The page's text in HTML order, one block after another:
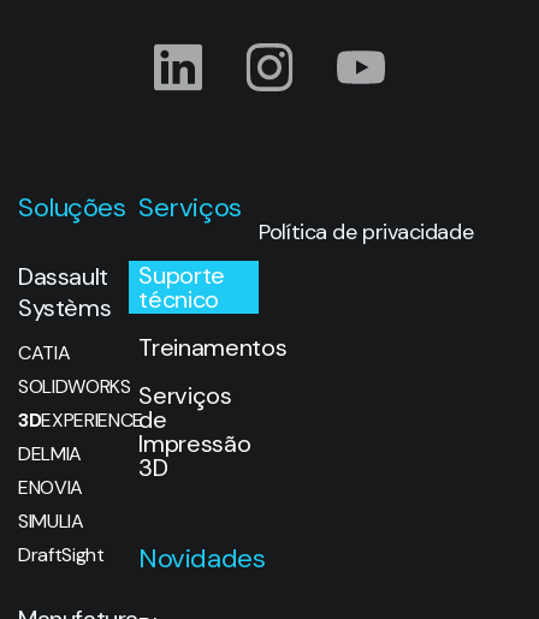
Soluções
Dassault
Systèms
CATIA
SOLIDWORKS
3DEXPERIENCE
DELMIA
ENOVIA
SIMULIA
DraftSight
Serviços
Suporte
técnico
Treinamentos
Serviços
de
Impressão
3D
Novidades
Política de privacidade